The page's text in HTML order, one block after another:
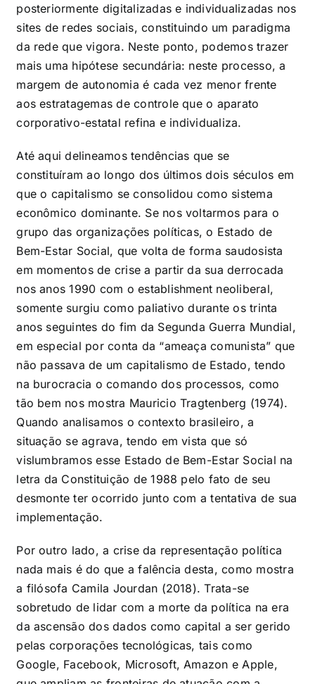
posteriormente digitalizadas e individualizadas nos
sites de redes sociais, constituindo um paradigma
da rede que vigora. Neste ponto, podemos trazer
mais uma hipótese secundária: neste processo, a
margem de autonomia é cada vez menor frente
aos estratagemas de controle que o aparato
corporativo-estatal refina e individualiza.
Até aqui delineamos tendências que se
constituíram ao longo dos últimos dois séculos em
que o capitalismo se consolidou como sistema
econômico dominante. Se nos voltarmos para o
grupo das organizações políticas, o Estado de
Bem-Estar Social, que volta de forma saudosista
em momentos de crise a partir da sua derrocada
nos anos 1990 com o establishment neoliberal,
somente surgiu como paliativo durante os trinta
anos seguintes do fim da Segunda Guerra Mundial,
em especial por conta da “ameaça comunista” que
não passava de um capitalismo de Estado, tendo
na burocracia o comando dos processos, como
tão bem nos mostra Mauricio Tragtenberg (1974).
Quando analisamos o contexto brasileiro, a
situação se agrava, tendo em vista que só
vislumbramos esse Estado de Bem-Estar Social na
letra da Constituição de 1988 pelo fato de seu
desmonte ter ocorrido junto com a tentativa de sua
implementação.
Por outro lado, a crise da representação política
nada mais é do que a falência desta, como mostra
a filósofa Camila Jourdan (2018). Trata-se
sobretudo de lidar com a morte da política na era
da ascensão dos dados como capital a ser gerido
pelas corporações tecnológicas, tais como
Google, Facebook, Microsoft, Amazon e Apple,